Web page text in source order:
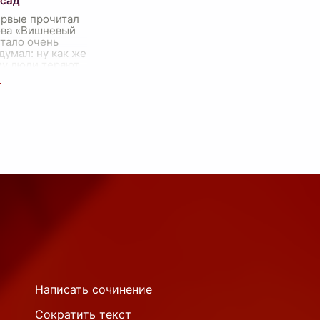
прочитал
«Вишневый
очень
ну как же
Почему
сохранить
Написать сочинение
Сократить текст